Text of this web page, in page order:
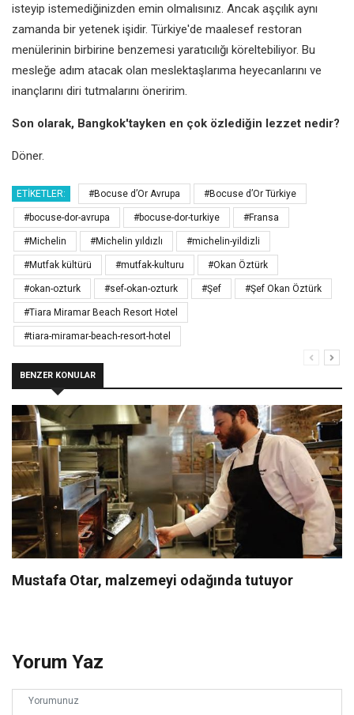
isteyip istemediğinizden emin olmalısınız. Ancak aşçılık aynı
zamanda bir yetenek işidir. Türkiye'de maalesef restoran
menülerinin birbirine benzemesi yaratıcılığı köreltebiliyor. Bu
mesleğe adım atacak olan meslektaşlarıma heyecanlarını ve
inançlarını diri tutmalarını öneririm.
Son olarak, Bangkok'tayken en çok özlediğin lezzet nedir?
Döner.
ETIKETLER: #Bocuse d’Or Avrupa #Bocuse d’Or Türkiye
#bocuse-dor-avrupa #bocuse-dor-turkiye #Fransa
#Michelin #Michelin yıldızlı #michelin-yildizli
#Mutfak kültürü #mutfak-kulturu #Okan Öztürk
#okan-ozturk #sef-okan-ozturk #Şef #Şef Okan Öztürk
#Tiara Miramar Beach Resort Hotel
#tiara-miramar-beach-resort-hotel
BENZER KONULAR
Mustafa Otar, malzemeyi odağında tutuyor
Yorum Yaz